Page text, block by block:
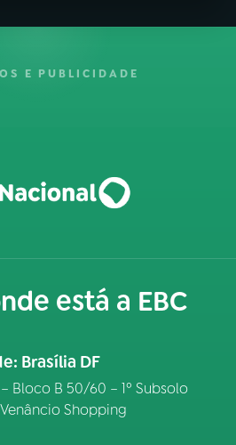
E PUBLICIDADE
está a EBC
Brasília DF
Bloco B 50/60 – 1º Subsolo
Shopping